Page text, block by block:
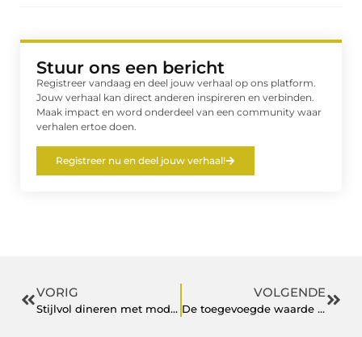
Stuur ons een bericht
Registreer vandaag en deel jouw verhaal op ons platform.
Jouw verhaal kan direct anderen inspireren en verbinden.
Maak impact en word onderdeel van een community waar
verhalen ertoe doen.
Registreer nu en deel jouw verhaal!
VORIG
Stijlvol dineren met moderne eetkamerstoelen met armleuning
VOLGENDE
De toegevoegde waarde van Ride And Shine Detailing: Professionele autoverzorging